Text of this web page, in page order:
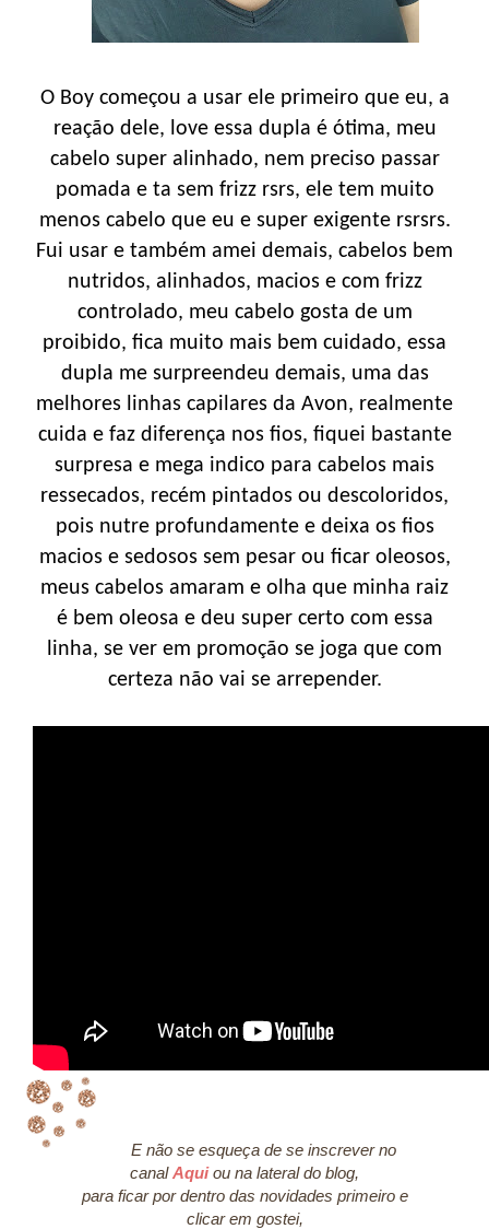
O Boy começou a usar ele primeiro que eu, a
reação dele, love essa dupla é ótima, meu
cabelo super alinhado, nem preciso passar
pomada e ta sem frizz rsrs, ele tem muito
menos cabelo que eu e super exigente rsrsrs.
Fui usar e também amei demais, cabelos bem
nutridos, alinhados, macios e com frizz
controlado, meu cabelo gosta de um
proibido, fica muito mais bem cuidado, essa
dupla me surpreendeu demais, uma das
melhores linhas capilares da Avon, realmente
cuida e faz diferença nos fios, fiquei bastante
surpresa e mega indico para cabelos mais
ressecados, recém pintados ou descoloridos,
pois nutre profundamente e deixa os fios
macios e sedosos sem pesar ou ficar oleosos,
meus cabelos amaram e olha que minha raiz
é bem oleosa e deu super certo com essa
linha, se ver em promoção se joga que com
certeza não vai se arrepender.
E não se esqueça de se inscrever no
canalAquiou na lateral do blog,
para ficar por dentro das novidades primeiro e
clicar em gostei,